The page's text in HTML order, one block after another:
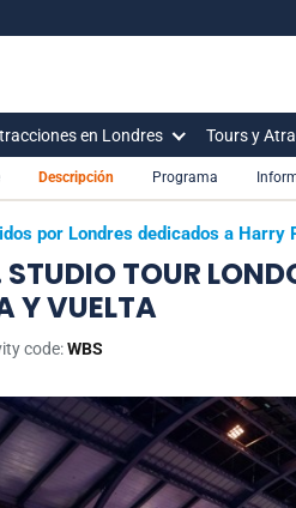
en Londres Tours y
por Londres dedicados a Harry
TOUR
Y VUELTA
code:WBS
Descripción Programa